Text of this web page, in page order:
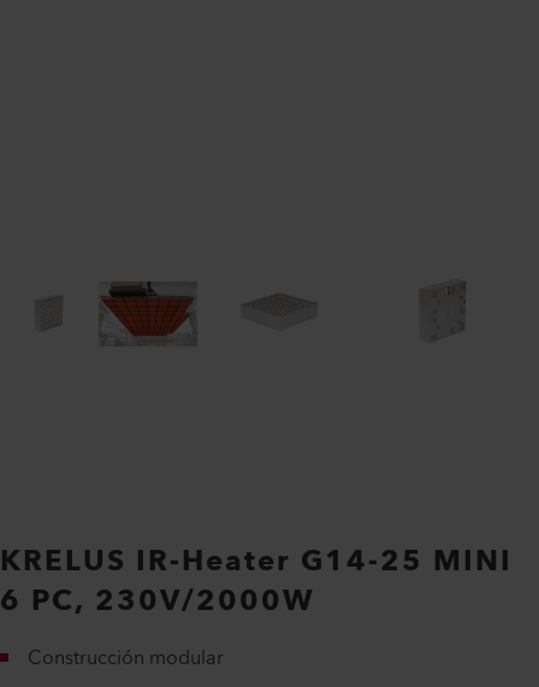
KRELUS IR-Heater G14-25 MINI
6 PC, 230V/2000W
Construcción modular